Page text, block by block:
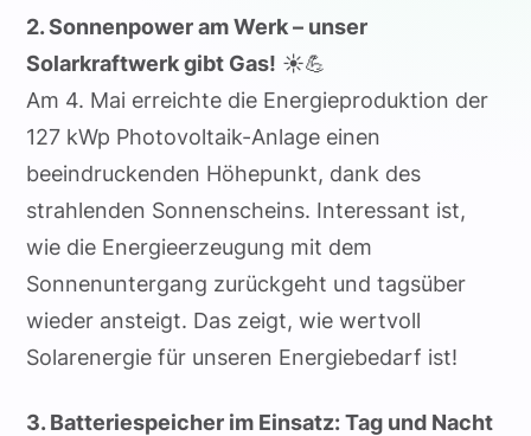
2. Sonnenpower am Werk – unser
Solarkraftwerk gibt Gas! ☀️💪
Am 4. Mai erreichte die Energieproduktion der
127 kWp Photovoltaik-Anlage einen
beeindruckenden Höhepunkt, dank des
strahlenden Sonnenscheins. Interessant ist,
wie die Energieerzeugung mit dem
Sonnenuntergang zurückgeht und tagsüber
wieder ansteigt. Das zeigt, wie wertvoll
Solarenergie für unseren Energiebedarf ist!
3. Batteriespeicher im Einsatz: Tag und Nacht